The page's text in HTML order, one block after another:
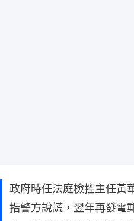
政府時任法庭檢控主任黃
指警方說謊，翌年再發電